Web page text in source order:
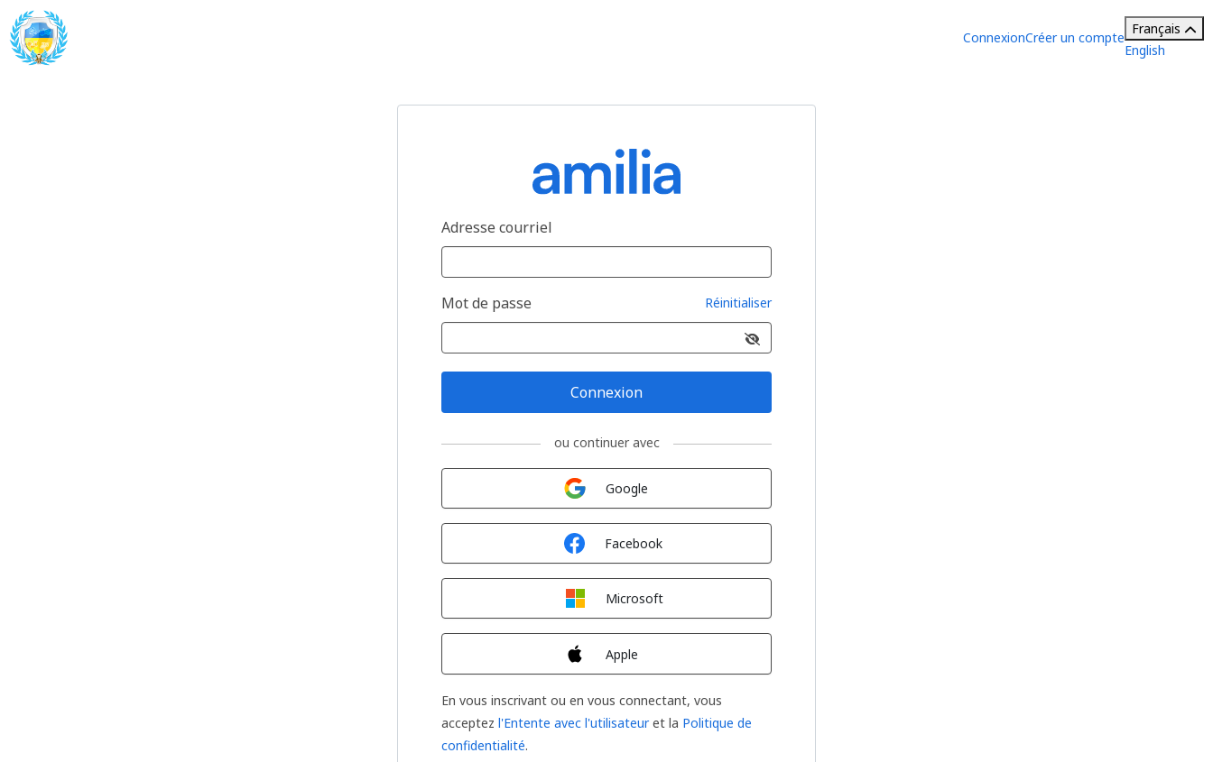
ConnexionCréer un compte
Français
English
Adresse courriel
Mot de passe Réinitialiser
Connexion
ou continuer avec
Google
Facebook
Microsoft
Apple
En vous inscrivant ou en vous connectant, vous
acceptez l'Entente avec l'utilisateuret la Politique de
confidentialité.